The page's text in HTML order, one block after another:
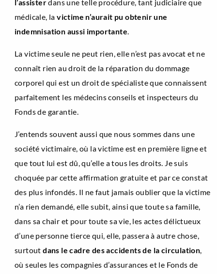
l’assisterdans une telle procédure, tant judiciaire que
médicale, lavictime n’aurait pu obtenir une
indemnisation aussi importante.
La victime seule ne peut rien, elle n’est pas avocat et ne
connaît rien au droit de la réparation du dommage
corporel qui est un droit de spécialiste que connaissent
parfaitement les médecins conseils et inspecteurs du
Fonds de garantie.
J’entends souvent aussi que nous sommes dans une
société victimaire, où la victime est en première ligne et
que tout lui est dû, qu’elle a tous les droits. Je suis
choquée par cette affirmation gratuite et par ce constat
des plus infondés. Il ne faut jamais oublier que la victime
n’a rien demandé, elle subit, ainsi que toute sa famille,
dans sa chair et pour toute sa vie, les actes délictueux
d’une personne tierce qui, elle, passera à autre chose,
surtoutdans le cadre des accidents de la circulation,
où seules les compagnies d’assurances et le Fonds de